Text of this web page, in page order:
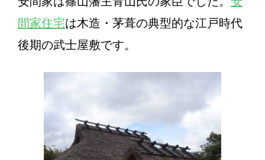
間家住宅は木造・茅葺の典型的な江戸時代
後期の武士屋敷です。